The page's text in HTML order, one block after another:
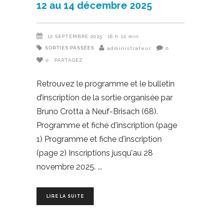
12 au 14 décembre 2025
12 SEPTEMBRE 2025 16 h 12 min
SORTIES PASSÉES administrateur 0
0 PARTAGEZ
Retrouvez le programme et le bulletin
d’inscription de la sortie organisée par
Bruno Crotta à Neuf-Brisach (68).
Programme et fiche d'inscription (page
1) Programme et fiche d'inscription
(page 2) Inscriptions jusqu'au 28
novembre 2025.
LIRE LA SUITE